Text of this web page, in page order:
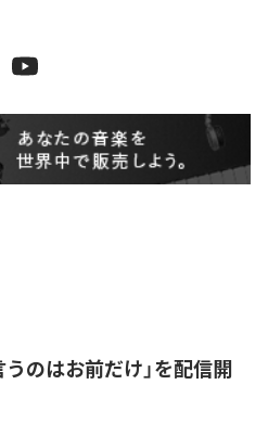
うのはお前だけ」を配信開